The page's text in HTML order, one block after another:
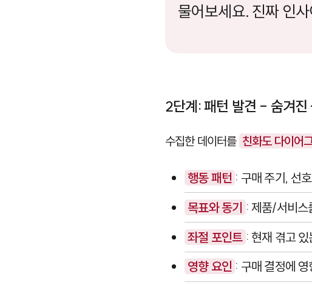
물어보세요. 진짜 인
2단계: 패턴 발견 - 숨겨진
수집한 데이터를 친화도 다이
행동 패턴 : 구매 주기, 선
목표와 동기 : 제품/서비스
좌절 포인트 : 현재 겪고
영향 요인 : 구매 결정에